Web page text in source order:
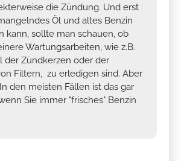
die Zündung. Und erst
Öl und altes Benzin
kann, sollte man schauen, ob
Wartungsarbeiten, wie z.B.
der Zündkerzen oder der
Filtern, zu erledigen sind. Aber
den meisten Fällen ist das gar
Sie immer "frisches" Benzin